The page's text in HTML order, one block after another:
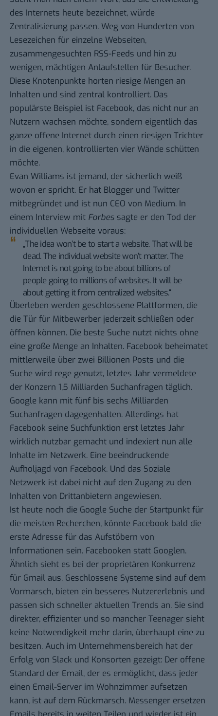
des Internets heute bezeichnet, würde
Zentralisierung passen. Weg von Hunderten von
Lesezeichen für einzelne Webseiten,
zusammengesuchten RSS-Feeds und hin zu
wenigen, mächtigen Anlaufstellen für Besucher.
Diese Knotenpunkte horten riesige Mengen an
Inhalten und sind zentral kontrolliert. Das
populärste Beispiel ist Facebook, das nicht nur an
Nutzern wachsen möchte, sondern eigentlich das
ganze offene Internet durch einen riesigen Trichter
in die eigenen, kontrollierten vier Wände schütten
möchte.
Evan Williams ist jemand, der sicherlich weiß
wovon er spricht. Er hat Blogger und Twitter
mitbegründet und ist nun CEO von Medium. In
einem Interview mit Forbes sagte er den Tod der
individuellen Webseite voraus:
„The idea won’t be to start a website. That will be
dead. The individual website won’t matter. The
Internet is not going to be about billions of
people going to millions of websites. It will be
about getting it from centralized websites.“
Überleben werden geschlossene Plattformen, die
die Tür für Mitbewerber jederzeit schließen oder
öffnen können. Die beste Suche nutzt nichts ohne
eine große Menge an Inhalten. Facebook beheimatet
mittlerweile über zwei Billionen Posts und die
Suche wird rege genutzt, letztes Jahr vermeldete
der Konzern 1,5 Milliarden Suchanfragen täglich.
Google kann mit fünf bis sechs Milliarden
Suchanfragen dagegenhalten. Allerdings hat
Facebook seine Suchfunktion erst letztes Jahr
wirklich nutzbar gemacht und indexiert nun alle
Inhalte im Netzwerk. Eine beeindruckende
Aufholjagd von Facebook. Und das Soziale
Netzwerk ist dabei nicht auf den Zugang zu den
Inhalten von Drittanbietern angewiesen.
Ist heute noch die Google Suche der Startpunkt für
die meisten Recherchen, könnte Facebook bald die
erste Adresse für das Aufstöbern von
Informationen sein. Facebooken statt Googlen.
Ähnlich sieht es bei der proprietären Konkurrenz
für Gmail aus. Geschlossene Systeme sind auf dem
Vormarsch, bieten ein besseres Nutzererlebnis und
passen sich schneller aktuellen Trends an. Sie sind
direkter, effizienter und so mancher Teenager sieht
keine Notwendigkeit mehr darin, überhaupt eine zu
besitzen. Auch im Unternehmensbereich hat der
Erfolg von Slack und Konsorten gezeigt: Der offene
Standard der Email, der es ermöglicht, dass jeder
einen Email-Server im Wohnzimmer aufsetzen
kann, ist auf dem Rückmarsch. Messenger ersetzen